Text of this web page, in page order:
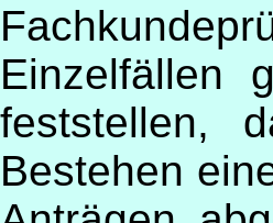
Einzelfällen
feststellen,
Bestehen